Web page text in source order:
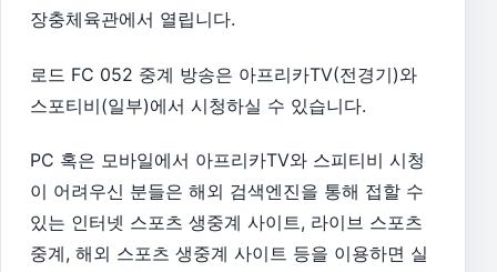
장충체육관에서 열립니다.
로드 FC 052 중계 방송은 아프리카TV(전경기)와
스포티비(일부)에서 시청하실 수 있습니다.
PC 혹은 모바일에서 아프리카TV와 스피티비 시청
이 어려우신 분들은 해외 검색엔진을 통해 접할 수
있는 인터넷 스포츠 생중계 사이트, 라이브 스포츠
중계, 해외 스포츠 생중계 사이트 등을 이용하면 실